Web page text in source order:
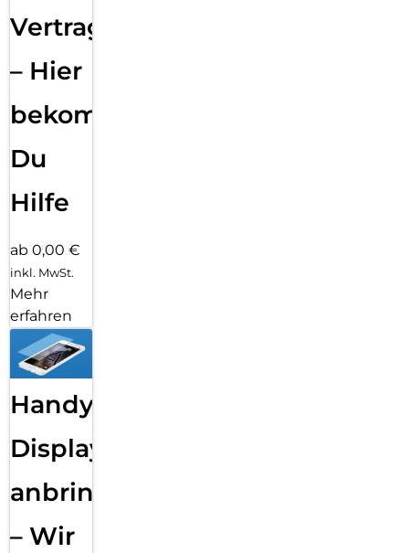
Vertragsabwicklung
– Hier
bekommst
Du
Hilfe
ab 0,00 €
inkl. MwSt.
Mehr
erfahren
Handy
Displayfolie
anbringen
– Wir